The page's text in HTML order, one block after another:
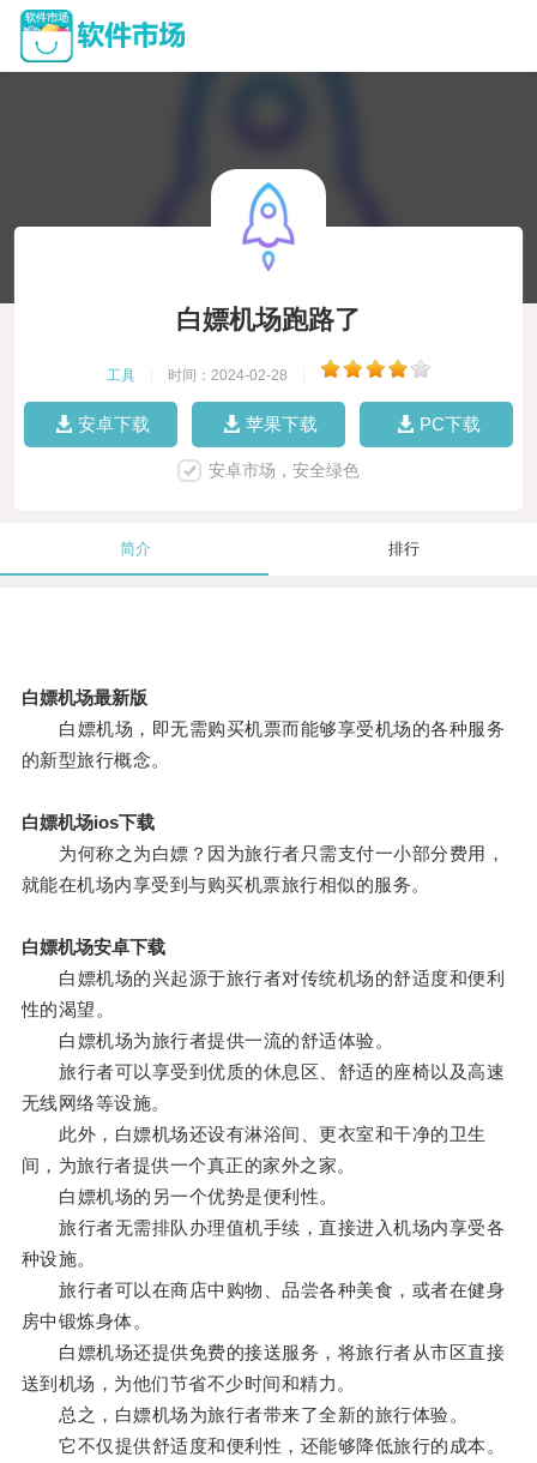
白嫖机场跑路了
工具 时间：2024-02-28
安卓下载 苹果下载 PC下载
安卓市场，安全绿色
简介 排行
白嫖机场最新版
白嫖机场，即无需购买机票而能够享受机场的各种服务
的新型旅行概念。
白嫖机场ios下载
为何称之为白嫖？因为旅行者只需支付一小部分费用，
就能在机场内享受到与购买机票旅行相似的服务。
白嫖机场安卓下载
白嫖机场的兴起源于旅行者对传统机场的舒适度和便利
性的渴望。
白嫖机场为旅行者提供一流的舒适体验。
旅行者可以享受到优质的休息区、舒适的座椅以及高速
无线网络等设施。
此外，白嫖机场还设有淋浴间、更衣室和干净的卫生
间，为旅行者提供一个真正的家外之家。
白嫖机场的另一个优势是便利性。
旅行者无需排队办理值机手续，直接进入机场内享受各
种设施。
旅行者可以在商店中购物、品尝各种美食，或者在健身
房中锻炼身体。
白嫖机场还提供免费的接送服务，将旅行者从市区直接
送到机场，为他们节省不少时间和精力。
总之，白嫖机场为旅行者带来了全新的旅行体验。
它不仅提供舒适度和便利性，还能够降低旅行的成本。